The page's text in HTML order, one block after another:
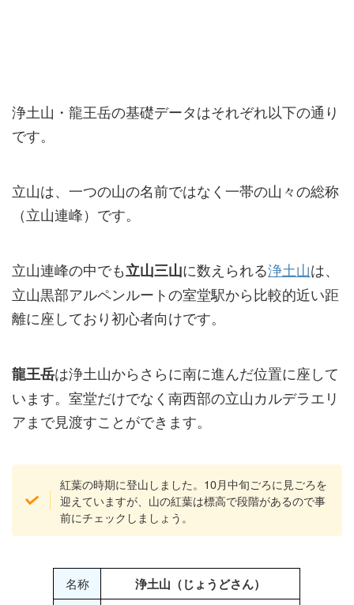
浄土山・龍王岳の基礎データはそれぞれ以下の通り
です。
立山は、一つの山の名前ではなく一帯の山々の総称
（立山連峰）です。
立山連峰の中でも立山三山に数えられる浄土山は、
立山黒部アルペンルートの室堂駅から比較的近い距
離に座しており初心者向けです。
龍王岳は浄土山からさらに南に進んだ位置に座して
います。室堂だけでなく南西部の立山カルデラエリ
アまで見渡すことができます。
紅葉の時期に登山しました。10月中旬ごろに見ごろを
迎えていますが、山の紅葉は標高で段階があるので事
前にチェックしましょう。
名称 浄土山（じょうどさん）